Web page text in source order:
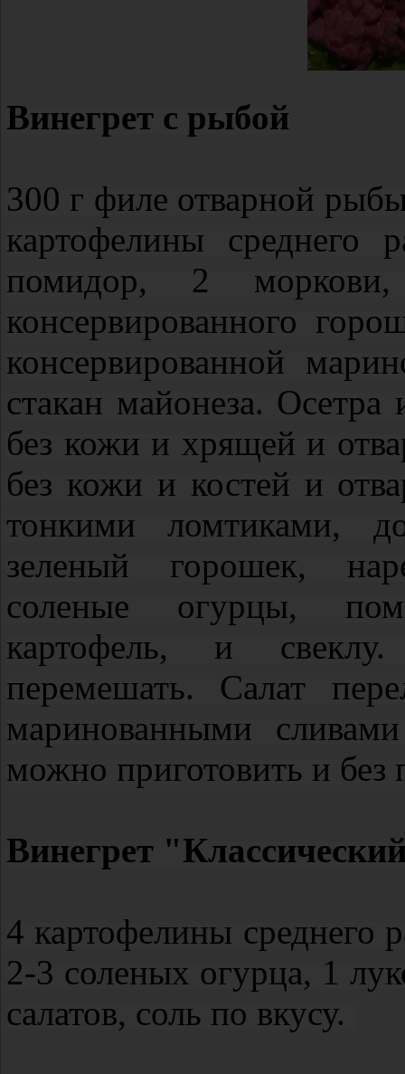
Винегрет с рыбой
300 г филе отварной
картофелины среднего
помидор, 2
консервированного
консервированной
стакан майонеза.
без кожи и хрящей и
без кожи и костей и
тонкими ломтиками,
зеленый горошек,
соленые огурцы,
картофель, и
перемешать. Салат
маринованными
можно приготовить и
Винегрет
4 картофелины среднего
2-3 соленых огурца, 1
салатов, соль по вкусу.